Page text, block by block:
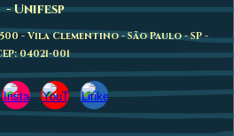
- Unifesp
- Vila Clementino - São Paulo - SP -
04021-001